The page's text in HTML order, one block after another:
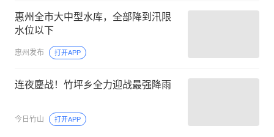
惠州全市大中型水库，全部降到汛限
水位以下
惠州发布 打开APP
连夜鏖战！竹坪乡全力迎战最强降雨
今日竹山 打开APP